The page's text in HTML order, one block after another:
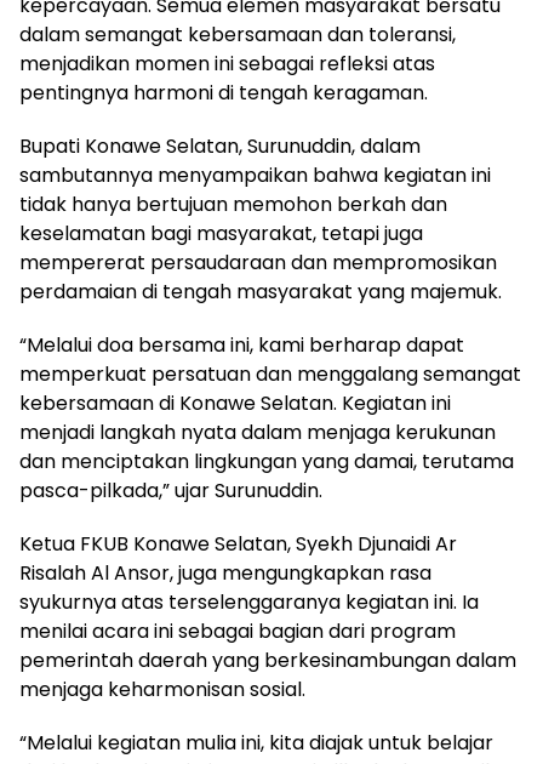
dalam semangat kebersamaan dan toleransi,
menjadikan momen ini sebagai refleksi atas
pentingnya harmoni di tengah keragaman.
Bupati Konawe Selatan, Surunuddin, dalam
sambutannya menyampaikan bahwa kegiatan ini
tidak hanya bertujuan memohon berkah dan
keselamatan bagi masyarakat, tetapi juga
mempererat persaudaraan dan mempromosikan
perdamaian di tengah masyarakat yang majemuk.
“Melalui doa bersama ini, kami berharap dapat
memperkuat persatuan dan menggalang semangat
kebersamaan di Konawe Selatan. Kegiatan ini
menjadi langkah nyata dalam menjaga kerukunan
dan menciptakan lingkungan yang damai, terutama
pasca-pilkada,” ujar Surunuddin.
Ketua FKUB Konawe Selatan, Syekh Djunaidi Ar
Risalah Al Ansor, juga mengungkapkan rasa
syukurnya atas terselenggaranya kegiatan ini. Ia
menilai acara ini sebagai bagian dari program
pemerintah daerah yang berkesinambungan dalam
menjaga keharmonisan sosial.
“Melalui kegiatan mulia ini, kita diajak untuk belajar